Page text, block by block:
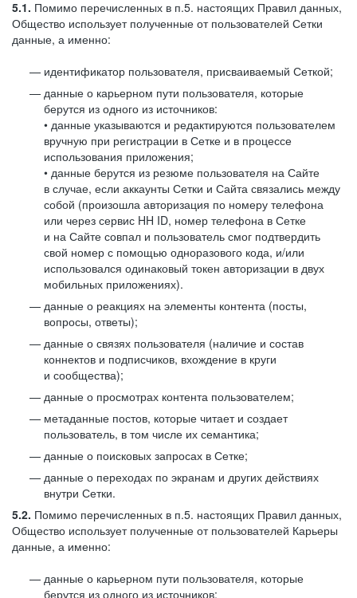
5.1. Помимо перечисленных в п.5. настоящих Правил данных,
Общество использует полученные от пользователей Сетки
данные, а именно:
идентификатор пользователя, присваиваемый Сеткой;
данные о карьерном пути пользователя, которые
берутся из одного из источников:
• данные указываются и редактируются пользователем
вручную при регистрации в Сетке и в процессе
использования приложения;
• данные берутся из резюме пользователя на Сайте
в случае, если аккаунты Сетки и Сайта связались между
собой (произошла авторизация по номеру телефона
или через сервис HH ID, номер телефона в Сетке
и на Сайте совпал и пользователь смог подтвердить
свой номер с помощью одноразового кода, и/или
использовался одинаковый токен авторизации в двух
мобильных приложениях).
данные о реакциях на элементы контента (посты,
вопросы, ответы);
данные о связях пользователя (наличие и состав
коннектов и подписчиков, вхождение в круги
и сообщества);
данные о просмотрах контента пользователем;
метаданные постов, которые читает и создает
пользователь, в том числе их семантика;
данные о поисковых запросах в Сетке;
данные о переходах по экранам и других действиях
внутри Сетки.
5.2. Помимо перечисленных в п.5. настоящих Правил данных,
Общество использует полученные от пользователей Карьеры
данные, а именно:
данные о карьерном пути пользователя, которые
берутся из одного из источников: